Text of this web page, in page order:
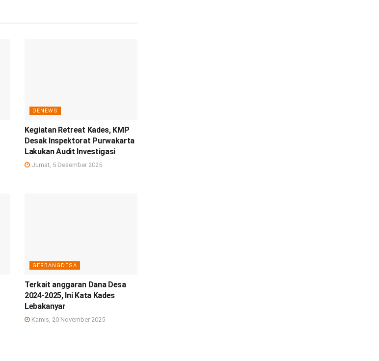
DENEWS
Kegiatan Retreat Kades, KMP
Desak Inspektorat Purwakarta
Lakukan Audit Investigasi
Jumat, 5 Desember 2025
GERBANGDESA
Terkait anggaran Dana Desa
2024-2025, Ini Kata Kades
Lebakanyar
Kamis, 20 November 2025